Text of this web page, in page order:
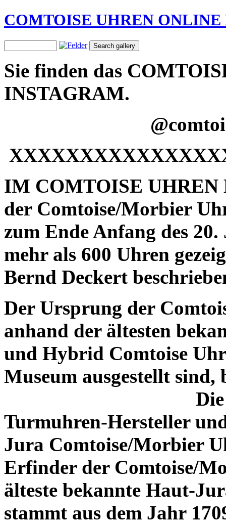
COMTOISE UHREN ONLINE
Sie finden das
INSTAGRAM.
IM COMTOISE UHREN
der Comtoise/Morbier
zum Ende Anfang des
mehr als 600 Uhren
Bernd Deckert
Der Ursprung der
anhand der ältesten
und Hybrid Comtoise
Museum
Turmuhren-Hersteller
Jura Comtoise/Morbier
Erfinder der Comtoise/
älteste bekannte Haut-
stammt aus dem Jahr